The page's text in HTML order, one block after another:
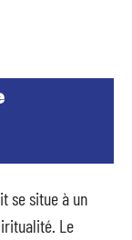
se situe à un
Le